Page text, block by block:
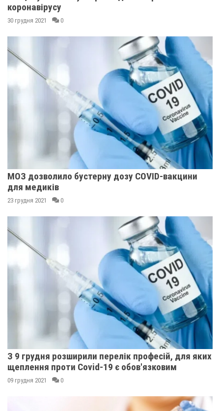
коронавірусу
30 грудня 2021 0
МОЗ дозволило бустерну дозу COVID-вакцини
для медиків
23 грудня 2021 0
З 9 грудня розширили перелік професій, для яких
щеплення проти Covid-19 є обов'язковим
09 грудня 2021 0